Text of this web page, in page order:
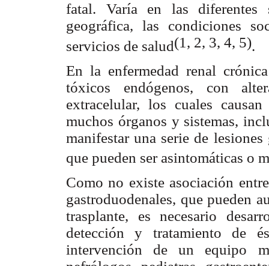
fatal. Varía en las diferentes
geográfica, las condiciones
servicios de salud(1, 2, 3, 4, 5).
En la enfermedad renal
tóxicos endógenos, con
extracelular, los cuales
muchos órganos y sistemas,
manifestar una serie de
que pueden ser asintomáticas o
Como no existe asociación
gastroduodenales, que pueden
trasplante, es necesario
detección y tratamiento de
intervención de un equipo